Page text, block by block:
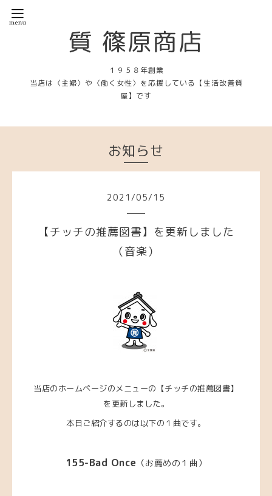
質 篠原商店
１９５８年創業
当店は〈主婦〉や〈働く女性〉を応援している【生活改善質
屋】です
お知らせ
2021 /05/ 15
【チッチの推薦図書】を更新しました
（音楽）
当店のホームページのメニューの【チッチの推薦図書】
を更新しました。
本日ご紹介するのは以下の１曲です。
155-Bad Once （お薦めの１曲）